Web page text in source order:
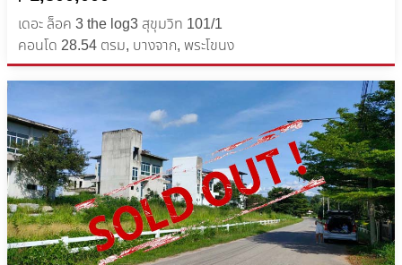
เดอะ ล็อค 3 the log3 สุขุมวิท 101/1
คอนโด 28.54 ตรม, บางจาก, พระโขนง